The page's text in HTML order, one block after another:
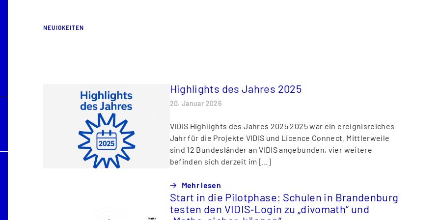
NEUIGKEITEN
Highlights des Jahres 2025
20. Januar 2026
VIDIS Highlights des Jahres 2025 2025 war ein ereignisreiches
Jahr für die Projekte VIDIS und Licence Connect. Mittlerweile
sind 12 Bundesländer an VIDIS angebunden, vier weitere
befinden sich derzeit im […]
Mehr lesen
Start in die Pilotphase: Schulen in Brandenburg
testen den VIDIS‑Login zu „divomath“ und